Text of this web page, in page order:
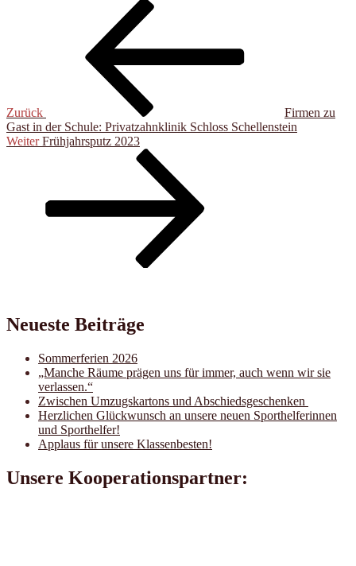
Beitragsnavigation
Zurück
Firmen zu
Gast in der Schule: Privatzahnklinik Schloss Schellenstein
Nächster
Weiter Frühjahrsputz 2023
Neueste Beiträge
Sommerferien 2026
„Manche Räume prägen uns für immer, auch wenn wir sie
verlassen.“
Zwischen Umzugskartons und Abschiedsgeschenken
Herzlichen Glückwunsch an unsere neuen Sporthelferinnen
und Sporthelfer!
Applaus für unsere Klassenbesten!
Unsere Kooperationspartner: